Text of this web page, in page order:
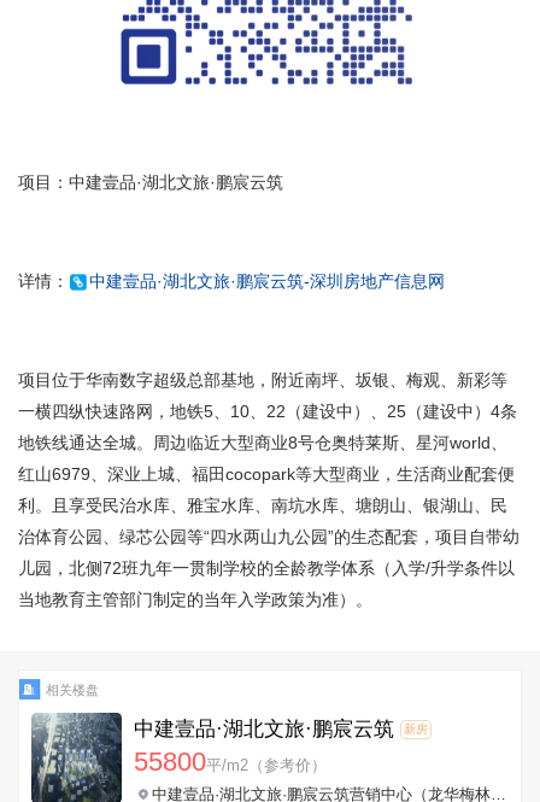
项目： 中建壹品·湖北文旅·鹏宸云筑
详情： 中建壹品·湖北文旅·鹏宸云筑-深圳房地产信息网
项目位于华南数字超级总部基地，附近南坪、坂银、梅观、新彩等
一横四纵快速路网，地铁5、10、22（建设中）、25（建设中）4条
地铁线通达全城。周边临近大型商业8号仓奥特莱斯、星河world、
红山6979、深业上城、福田cocopark等大型商业，生活商业配套便
利。且享受民治水库、雅宝水库、南坑水库、塘朗山、银湖山、民
治体育公园、绿芯公园等“四水两山九公园”的生态配套，项目自带幼
儿园，北侧72班九年一贯制学校的全龄教学体系（入学/升学条件以
当地教育主管部门制定的当年入学政策为准）。
相关楼盘
中建壹品·湖北文旅·鹏宸云筑 新房
55800平/m2（参考价）
中建壹品·湖北文旅·鹏宸云筑营销中心（龙华梅林关华南数字超级总部，10号线南坑站约500米）